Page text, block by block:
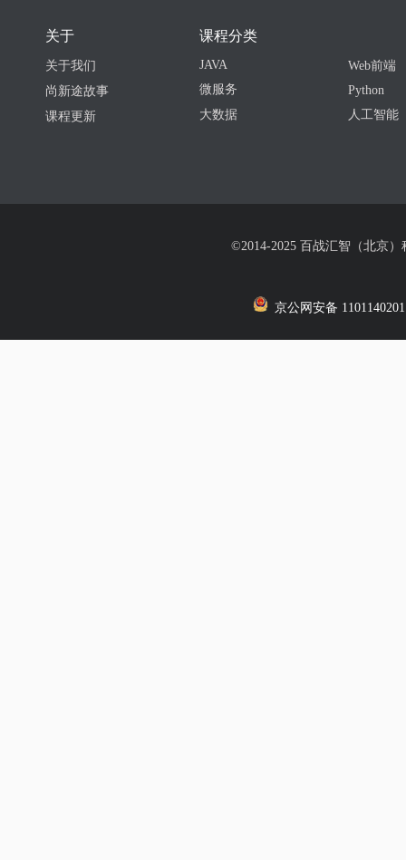
关于
关于我们
尚新途故事
课程更新
课程分类
JAVA
微服务
大数据
Web前端
Python
人工智能
©2014-2025 百战汇智（北京
京公网安备